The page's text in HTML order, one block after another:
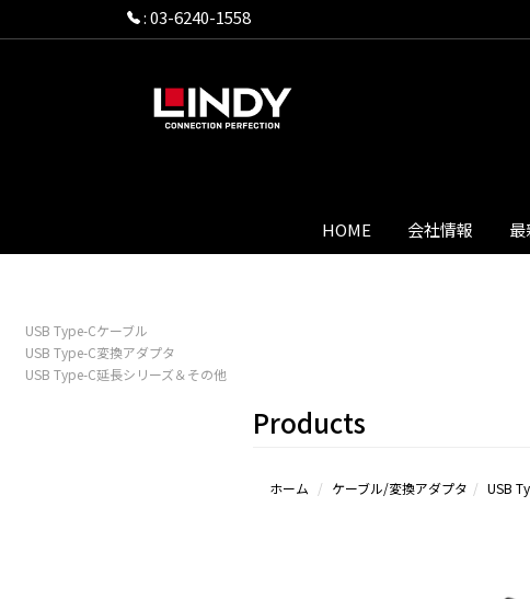
:03-6240-1558
HOME 会社情報
USB Type-Cケーブル
USB Type-C変換アダプタ
USB Type-C延長シリーズ＆その他
Products
ホーム ケーブル/変換アダプタ USB